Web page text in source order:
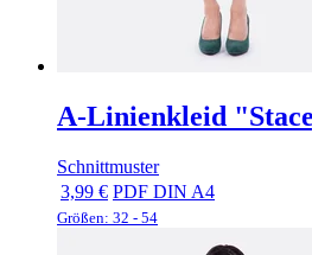
A-Linienkleid
Schnittmuster
3,99 € PDF DIN A4
Größen: 32 - 54